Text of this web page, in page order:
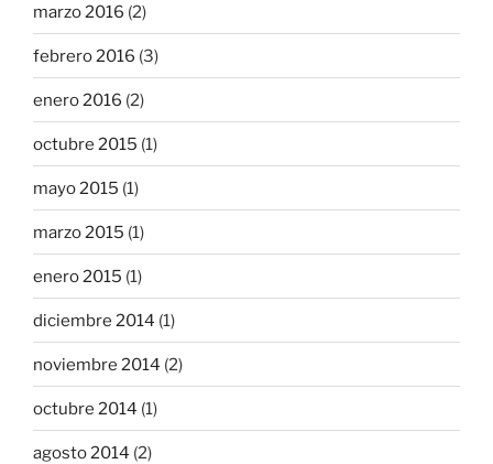
marzo 2016 (2)
febrero 2016 (3)
enero 2016 (2)
octubre 2015 (1)
mayo 2015 (1)
marzo 2015 (1)
enero 2015 (1)
diciembre 2014 (1)
noviembre 2014 (2)
octubre 2014 (1)
agosto 2014 (2)